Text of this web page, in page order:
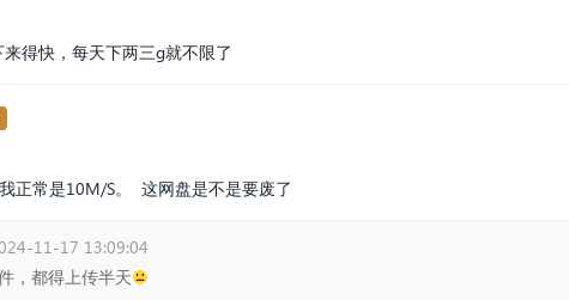
得快，每天下两三g就不限了
正常是10M/S。 这网盘是不是要废了
11-17 13:09:04
，都得上传半天😑